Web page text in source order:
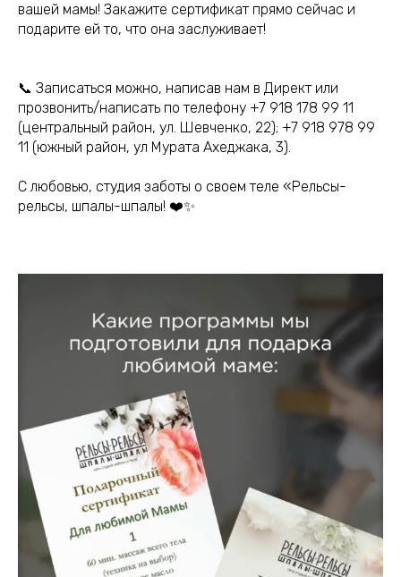
вашей мамы! Закажите сертификат прямо сейчас и
подарите ей то, что она заслуживает!
📞 Записаться можно, написав нам в Директ или
прозвонить/написать по телефону +7 918 178 99 11
(центральный район, ул. Шевченко, 22); +7 918 978 99
11 (южный район, ул Мурата Ахеджака, 3).
С любовью, студия заботы о своем теле «Рельсы-
рельсы, шпалы-шпалы! ❤️✨